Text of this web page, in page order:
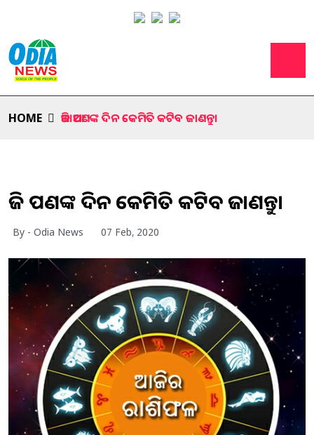
HOME ଆଜି ଆପଣଙ୍କ ଦିନ କେମିତି କଟିବ ଜାଣନ୍ତୁ।
ଆଜି ଆପଣଙ୍କ ଦିନ କେମିତି କଟିବ ଜାଣନ୍ତୁ।
By - Odia News 07 Feb, 2020